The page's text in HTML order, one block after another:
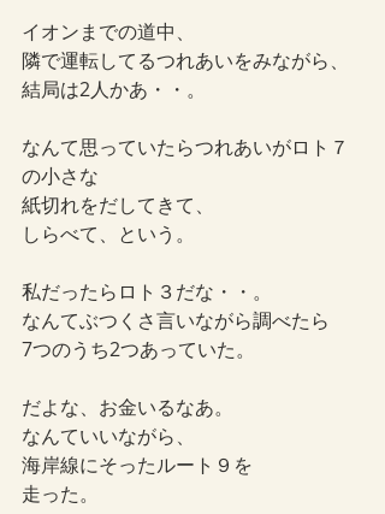
イオンまでの道中、
隣で運転してるつれあいをみながら、
結局は2人かあ・・。
なんて思っていたらつれあいがロト７
の小さな
紙切れをだしてきて、
しらべて、という。
私だったらロト３だな・・。
なんてぶつくさ言いながら調べたら
7つのうち2つあっていた。
だよな、お金いるなあ。
なんていいながら、
海岸線にそったルート９を
走った。